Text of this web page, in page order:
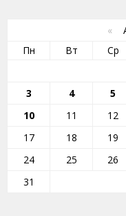
«
Пн
Вт Ср
3
4 5
10
11 12
17
18 19
24
25 26
31